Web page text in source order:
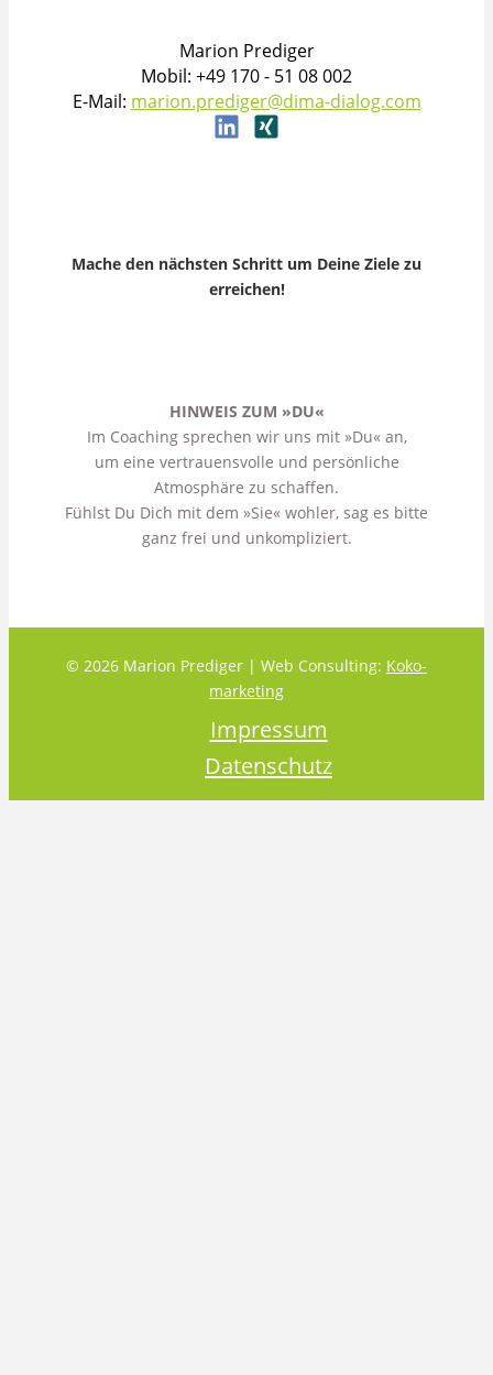
Marion Prediger
Mobil: +49 170 - 51 08 002
E-Mail: marion.prediger@dima-dialog.com
Mache den nächsten Schritt um Deine Ziele zu
erreichen!
HINWEIS ZUM »DU«
Im Coaching sprechen wir uns mit »Du« an,
um eine vertrauensvolle und persönliche
Atmosphäre zu schaffen.
Fühlst Du Dich mit dem »Sie« wohler, sag es bitte
ganz frei und unkompliziert.
© 2026 Marion Prediger | Web Consulting: Koko-
marketing
Impressum
Datenschutz